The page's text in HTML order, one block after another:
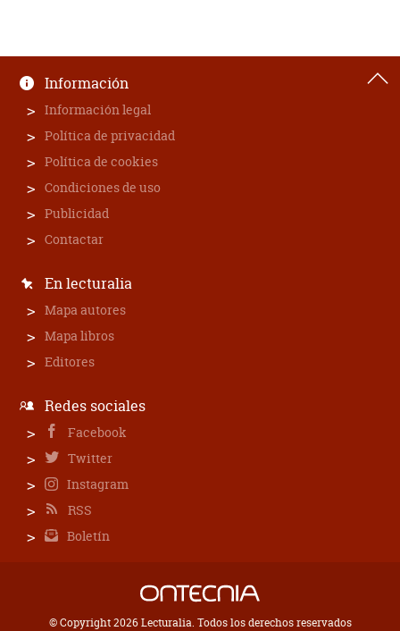
Información
Información legal
Política de privacidad
Política de cookies
Condiciones de uso
Publicidad
Contactar
En lecturalia
Mapa autores
Mapa libros
Editores
Redes sociales
Facebook
Twitter
Instagram
RSS
Boletín
© Copyright 2026 Lecturalia. Todos los derechos reservados